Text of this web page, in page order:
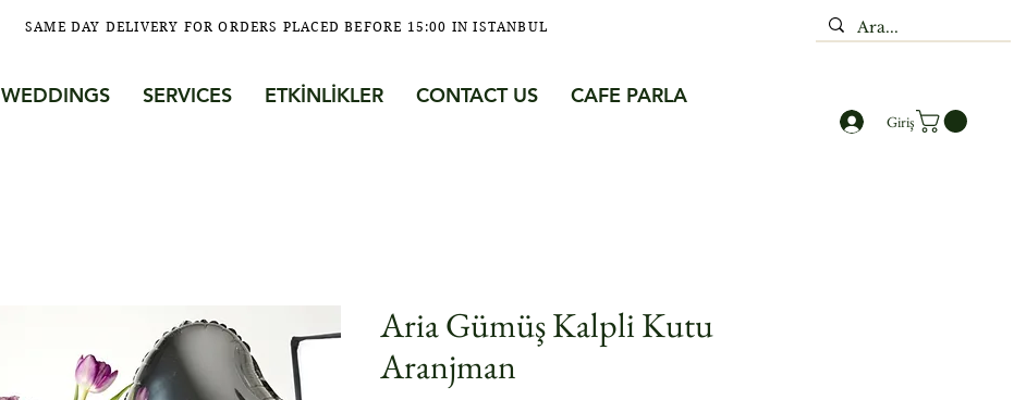
SAME DAY DELIVERY FOR ORDERS PLACED BEFORE 15:00 IN ISTANBUL
WEDDINGS SERVICES ETKİNLİKLER CONTACT US CAFE PARLA
Giriş
Aria Gümüş Kalpli Kutu
Aranjman